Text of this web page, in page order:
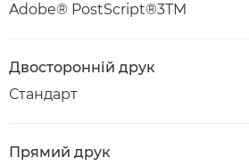
Adobe® PostScript®3TM
Двосторонній друк
Стандарт
Прямий друк